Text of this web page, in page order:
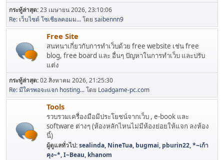
กระทู้ล่าสุด:23 เมษายน 2026, 23:10:06
Re: เว็บไซต์ โซเชียลคอมม...โดย saibennn9
Free Site
สนทนาเกี่ยวกับการทำเว็บด้วย free website เช่น free
blog, free board และ อื่นๆ ปัญหาในการทำเว็บ และปรับ
แต่ง
กระทู้ล่าสุด:02 สิงหาคม 2026, 21:25:30
Re: มีใครพอจะแจก hosting...โดย Loadgame-pc.com
Tools
รวบรวมเครื่องมือมีประโยชน์จากเว็บ , e-book และ
software ต่างๆ (ห้องหลักไหนไม่มีห้องย่อยให้แจก ลงห้อง
นี้)
ผู้ดูแลทั่วไป:sealinda, NineTua, bugmai, pburin22,*~เก้า
คุง~*,I~Beau, khanom